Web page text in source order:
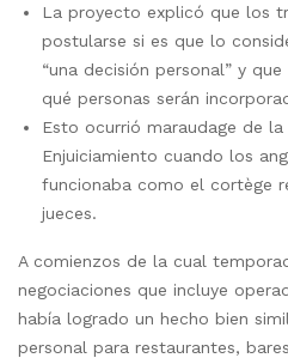
La proyecto explicó que los
postularse si es que lo
“una decisión personal” y
qué personas serán
Esto ocurrió maraudage de
Enjuiciamiento cuando los
funcionaba como el cortège
jueces.
A comienzos de la cual
negociaciones que incluye
había logrado un hecho bien
personal para restaurantes,